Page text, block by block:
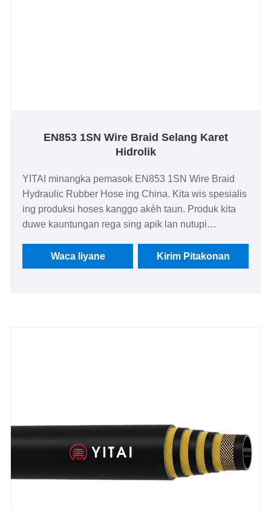
EN853 1SN Wire Braid Selang Karet
Hidrolik
YITAI minangka pemasok EN853 1SN Wire Braid
Hydraulic Rubber Hose ing China. Kita wis spesialis
ing produksi hoses kanggo akèh taun. Produk kita
duwe kauntungan rega sing apik lan nutupi
nerusake kanggo dadi partner long-term ing China.
Waca liyane Kirim Pitakonan